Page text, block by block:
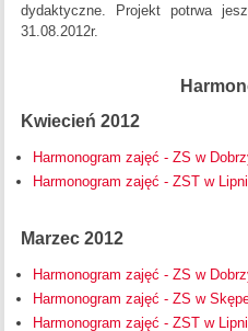
dydaktyczne. Projekt potrwa
31.08.2012r.
Kwiecień 2012
Harmonogram zajęć - ZS w
Harmonogram zajęć - ZST w
Marzec 2012
Harmonogram zajęć - ZS w
Harmonogram zajęć - ZS w
Harmonogram zajęć - ZST w